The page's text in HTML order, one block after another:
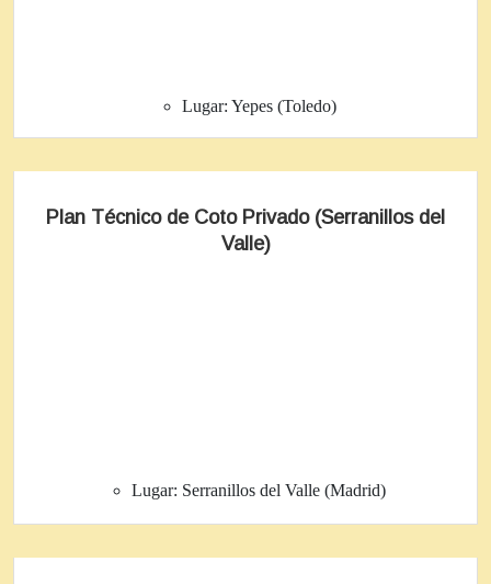
Lugar: Yepes (Toledo)
Plan Técnico de Coto Privado (Serranillos del
Valle)
Lugar: Serranillos del Valle (Madrid)